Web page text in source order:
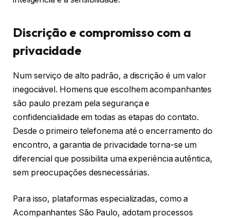
Discrição e compromisso com a
privacidade
Num serviço de alto padrão, a discrição é um valor
inegociável. Homens que escolhem acompanhantes
são paulo prezam pela segurança e
confidencialidade em todas as etapas do contato.
Desde o primeiro telefonema até o encerramento do
encontro, a garantia de privacidade torna-se um
diferencial que possibilita uma experiência autêntica,
sem preocupações desnecessárias.
Para isso, plataformas especializadas, como a
Acompanhantes São Paulo, adotam processos